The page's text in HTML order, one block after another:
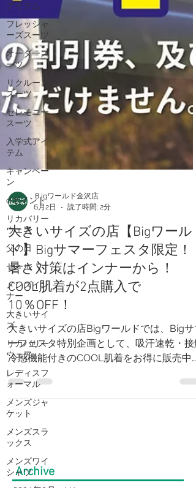
アイテム
フレッシャ
ーズスーツ
オーダース
ーツ
リクルート
スーツ
セレモニー
スーツ
入学式アイ
テム
キャンペー
ン
dポイント
リカバリー
ウェア
父の日
セール
メンズイン
ナー
大きいサイ
ズ
リカバリー
ウェア
レディスフ
ォーマル
メンズジャ
ケット
メンズスラ
ックス
メンズワイ
シャツ
Ｂigワールド金沢店
6月2日
読了時間: 2分
大きいサイズの店【Bigワール
ド】Bigサマーフェスタ限定！
暑さ対策はインナーから！
COOL肌着が2点購入で
10％OFF！
大きいサイズの店Bigワールドでは、Bigサ
ーフェスタ特別企画として、吸汗速乾・接
冷感機能付きのCOOL肌着をお得に販売中。
税込1,320円の人気インナーが2点以上のお
い上げで10％OFFになる期間限定キャンペ
ンです。汗ばむ夏を快適に過ごせる冷感イ
ナーをお探しの方は、この機会にぜひご利
ください。大きいサイズも豊富に取り揃え
います。